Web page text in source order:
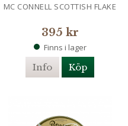
MC CONNELL SCOTTISH FLAKE
395 kr
Finns i lager
Info Köp